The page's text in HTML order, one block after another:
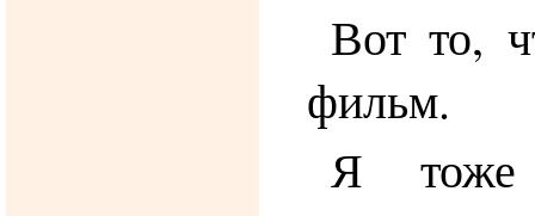
Вот то,
фильм.
Я тоже